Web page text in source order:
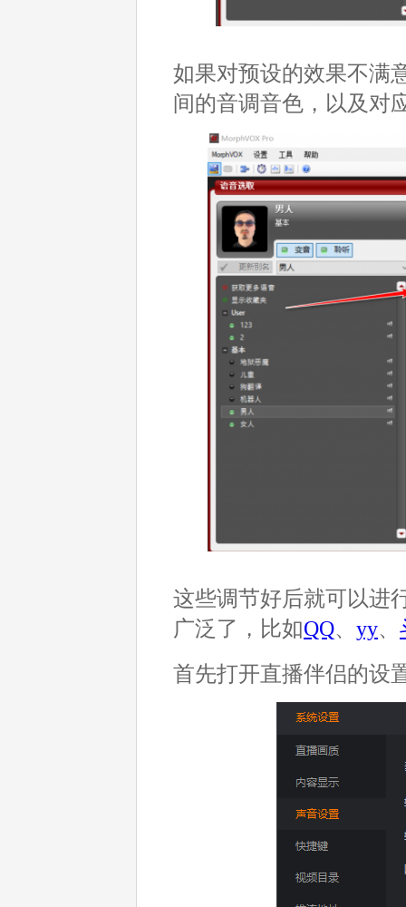
如果对预设的效果不满
间的音调音色，以及对
这些调节好后就可以进
广泛了，比如QQ、 yy、
首先打开直播伴侣的设